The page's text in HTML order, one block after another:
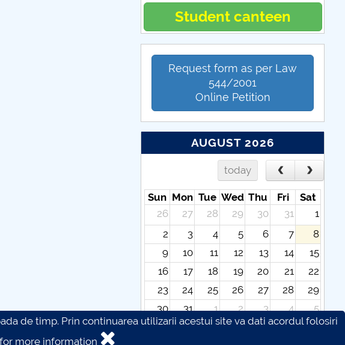
Student canteen
Request form as per Law
544/2001
Online Petition
AUGUST 2026
today
Sun Mon Tue Wed Thu Fri
Sat
26
27 28 29 30 31
1
2
3 4 5 6 7
8
9
10 11 12 13 14
15
16
17 18 19 20 21
22
23
24 25 26 27 28
29
30
31 1 2 3 4
5
de timp. Prin continuarea utilizarii acestui site va dati acordul folosiri
more information